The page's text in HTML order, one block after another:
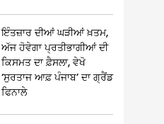
ਇੰਤਜ਼ਾਰ ਦੀਆਂ ਘੜੀਆਂ ਖ਼ਤਮ,
ਅੱਜ ਹੋਵੇਗਾ ਪ੍ਰਤੀਭਾਗੀਆਂ ਦੀ
ਕਿਸਮਤ ਦਾ ਫ਼ੈਸਲਾ, ਵੇਖੋ
‘ਸੁਰਤਾਜ ਆਫ਼ ਪੰਜਾਬ’ ਦਾ ਗ੍ਰੈਂਡ
ਫਿਨਾਲੇ